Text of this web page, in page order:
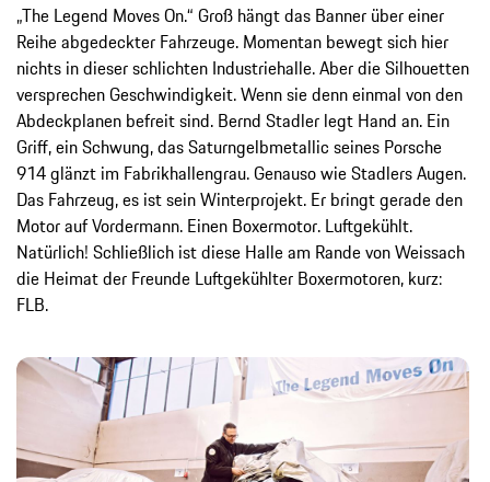
„The Legend Moves On.“ Groß hängt das Banner über einer
Reihe abgedeckter Fahrzeuge. Momentan bewegt sich hier
nichts in dieser schlichten Industriehalle. Aber die Silhouetten
versprechen Geschwindigkeit. Wenn sie denn einmal von den
Abdeckplanen befreit sind. Bernd Stadler legt Hand an. Ein
Griff, ein Schwung, das Saturngelbmetallic seines Porsche
914 glänzt im Fabrikhallengrau. Genauso wie Stadlers Augen.
Das Fahrzeug, es ist sein Winterprojekt. Er bringt gerade den
Motor auf Vordermann. Einen Boxermotor. Luftgekühlt.
Natürlich! Schließlich ist diese Halle am Rande von Weissach
die Heimat der Freunde Luftgekühlter Boxermotoren, kurz:
FLB.